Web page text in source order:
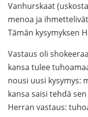
Vanhurskaat
menoa ja
Tämän kysymyksen
Vastaus oli
kansa tulee
nousi uusi kysymys:
kansa saisi tehdä
Herran vastaus: